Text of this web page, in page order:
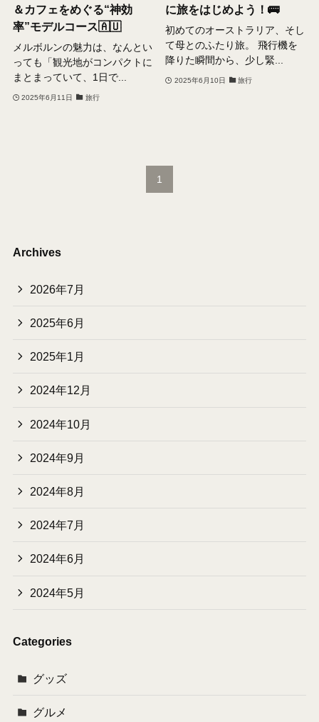
＆カフェをめぐる“神効
率”モデルコース🇦🇺
メルボルンの魅力は、なんとい
っても「観光地がコンパクトに
まとまっていて、1日で...
2025年6月11日 旅行
に旅をはじめよう！🚌
初めてのオーストラリア、そし
て母とのふたり旅。 飛行機を
降りた瞬間から、少し緊...
2025年6月10日 旅行
1
Archives
2026年7月
2025年6月
2025年1月
2024年12月
2024年10月
2024年9月
2024年8月
2024年7月
2024年6月
2024年5月
Categories
グッズ
グルメ